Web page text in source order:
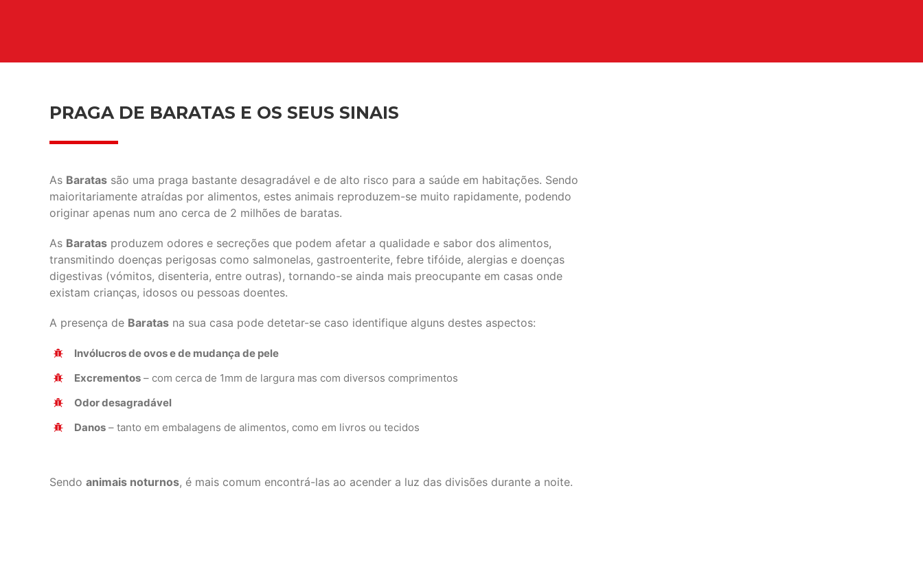
PRAGA DE BARATAS E OS SEUS SINAIS
As Baratas são uma praga bastante desagradável e de alto risco para a saúde em habitações. Sendo
maioritariamente atraídas por alimentos, estes animais reproduzem-se muito rapidamente, podendo
originar apenas num ano cerca de 2 milhões de baratas.
As Baratas produzem odores e secreções que podem afetar a qualidade e sabor dos alimentos,
transmitindo doenças perigosas como salmonelas, gastroenterite, febre tifóide, alergias e doenças
digestivas (vómitos, disenteria, entre outras), tornando-se ainda mais preocupante em casas onde
existam crianças, idosos ou pessoas doentes.
A presença de Baratas na sua casa pode detetar-se caso identifique alguns destes aspectos:
Invólucros de ovos e de mudança de pele
Excrementos – com cerca de 1mm de largura mas com diversos comprimentos
Odor desagradável
Danos – tanto em embalagens de alimentos, como em livros ou tecidos
Sendo animais noturnos, é mais comum encontrá-las ao acender a luz das divisões durante a noite.